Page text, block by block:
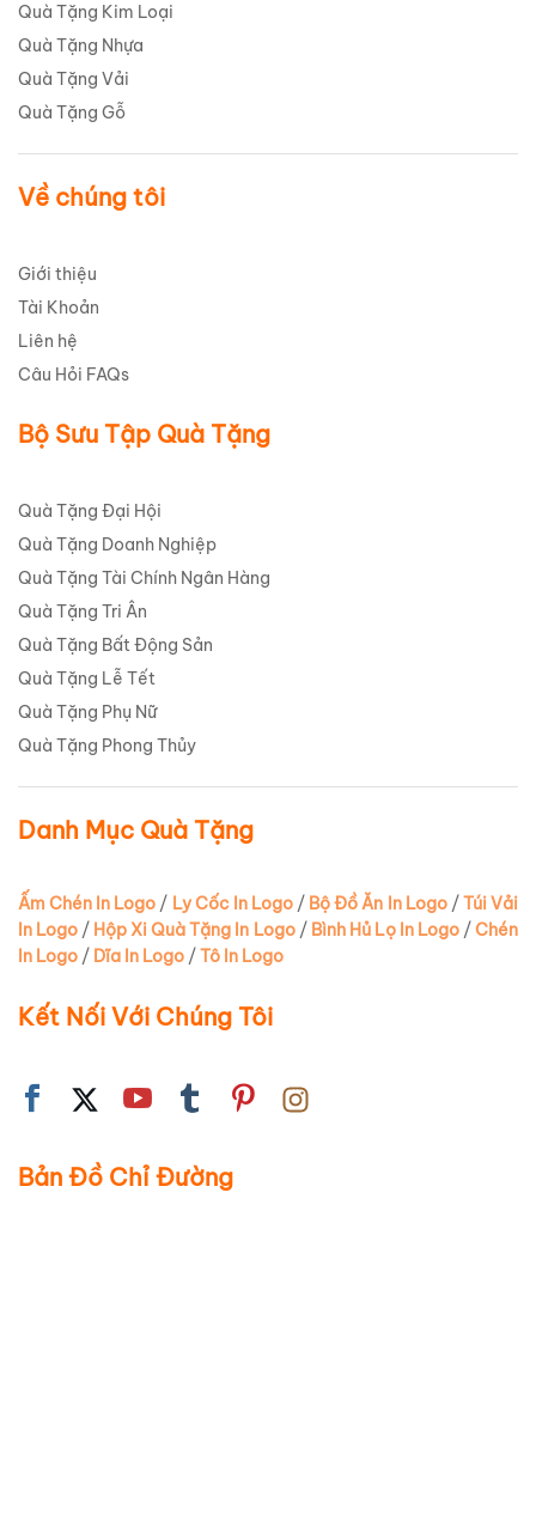
Quà Tặng Kim Loại
Quà Tặng Nhựa
Quà Tặng Vải
Quà Tặng Gỗ
Về chúng tôi
Giới thiệu
Tài Khoản
Liên hệ
Câu Hỏi FAQs
Bộ Sưu Tập Quà Tặng
Quà Tặng Đại Hội
Quà Tặng Doanh Nghiệp
Quà Tặng Tài Chính Ngân Hàng
Quà Tặng Tri Ân
Quà Tặng Bất Động Sản
Quà Tặng Lễ Tết
Quà Tặng Phụ Nữ
Quà Tặng Phong Thủy
Danh Mục Quà Tặng
Ấm Chén In Logo / Ly Cốc In Logo/ Bộ Đồ Ăn In Logo/ Túi Vải
In Logo / Hộp Xi Quà Tặng In Logo/ Bình Hủ Lọ In Logo/ Chén
In Logo / Dĩa In Logo / Tô In Logo
Kết Nối Với Chúng Tôi
Bản Đồ Chỉ Đường